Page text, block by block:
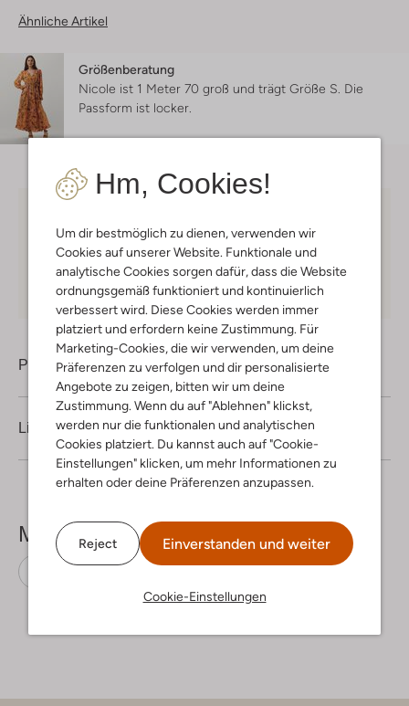
Hm, Cookies!
Um dir bestmöglich zu dienen, verwenden wir
Cookies auf unserer Website. Funktionale und
analytische Cookies sorgen dafür, dass die Website
ordnungsgemäß funktioniert und kontinuierlich
verbessert wird. Diese Cookies werden immer
platziert und erfordern keine Zustimmung. Für
Marketing-Cookies, die wir verwenden, um deine
Präferenzen zu verfolgen und dir personalisierte
Angebote zu zeigen, bitten wir um deine
Zustimmung. Wenn du auf "Ablehnen" klickst,
werden nur die funktionalen und analytischen
Cookies platziert. Du kannst auch auf "Cookie-
Einstellungen" klicken, um mehr Informationen zu
erhalten oder deine Präferenzen anzupassen.
Reject Einverstanden und weiter
Cookie-Einstellungen
Ähnliche Artikel
Größenberatung
Nicole ist 1 Meter 70 groß und trägt Größe S. Die
Passform ist locker
Mitglieder in Deutschland
Kauf auf Rechnung 30 TagenRückgaberecht
Produktinformation
Lieferung & Rückgabe
Mehr sehen